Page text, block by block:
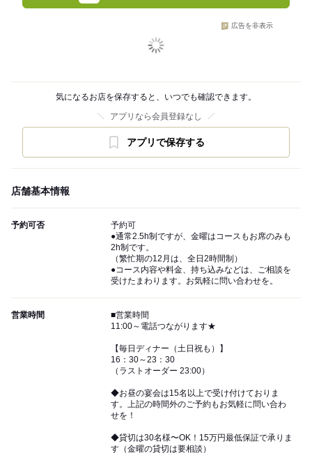
広告を非表示
気になるお店を保存すると、いつでも確認できます。
アプリなら会員登録なし
アプリで保存する
店舗基本情報
予約可否
予約可
●通常2.5h制ですが、金曜はコースもお席のみも
2h制です。
（繁忙期の12月は、全日2時間制）
●コース内容や料金、持ち込みなどは、ご相談を
受けたまわります。お気軽に問い合わせを。
営業時間
■営業時間
11:00～電話つながります★
【毎日ディナー（土日祝も）】
16：30～23：30
（ラストオーダー 23:00）
◆お昼の宴会は15名以上で受け付けておりま
す。上記の時間外のご予約もお気軽に問い合わ
せを！
◆貸切は30名様〜OK！15万円最低保証で承りま
す（金曜の貸切は要相談）